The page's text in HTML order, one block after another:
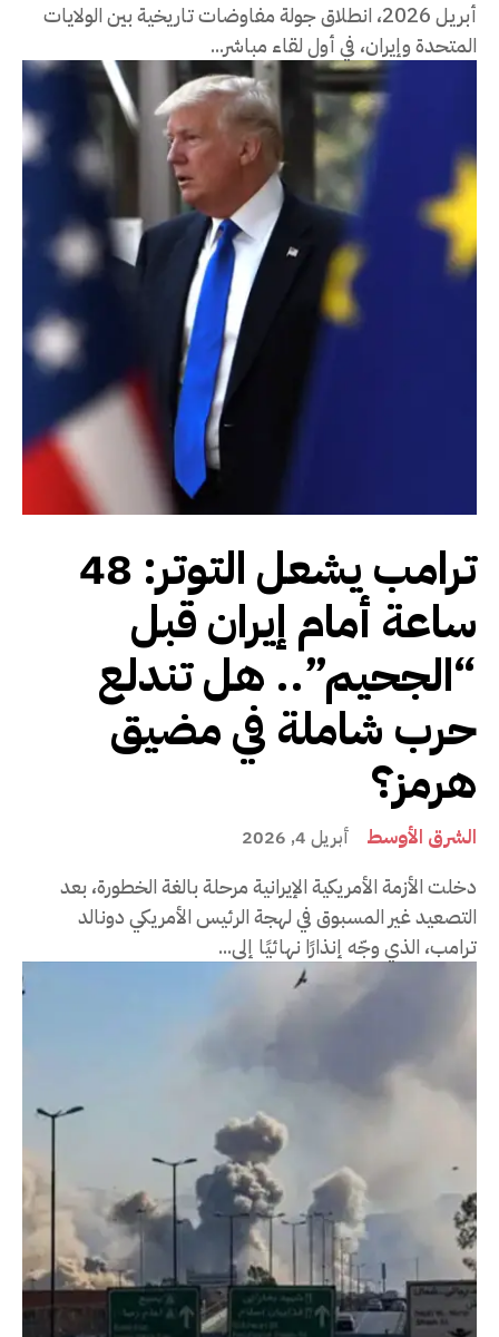
أبريل 2026، انطلاق جولة مفاوضات تاريخية بين الولايات
المتحدة وإيران، في أول لقاء مباشر...
ترامب يشعل التوتر: 48
ساعة أمام إيران قبل
“الجحيم”.. هل تندلع
حرب شاملة في مضيق
هرمز؟
الشرق الأوسط أبريل 4, 2026
دخلت الأزمة الأمريكية الإيرانية مرحلة بالغة الخطورة، بعد
التصعيد غير المسبوق في لهجة الرئيس الأمريكي دونالد
ترامب، الذي وجّه إنذارًا نهائيًا إلى...